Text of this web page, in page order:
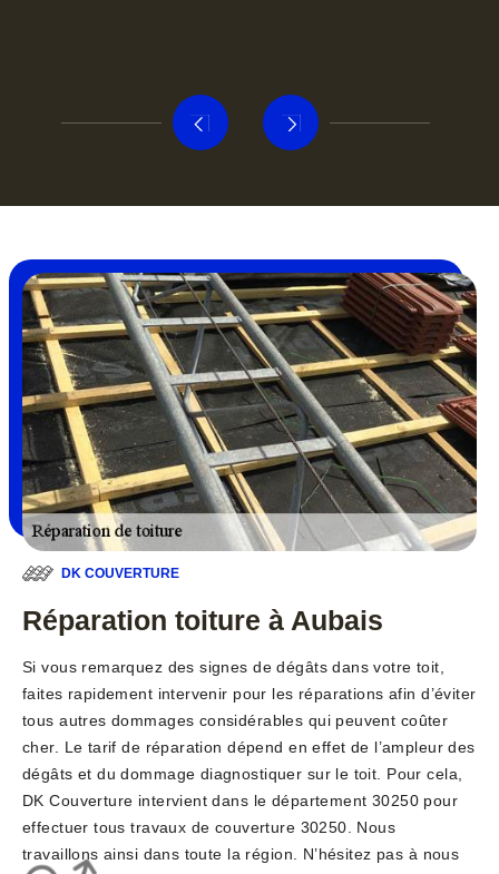
DK COUVERTURE
Réparation toiture à Aubais
Si vous remarquez des signes de dégâts dans votre toit,
faites rapidement intervenir pour les réparations afin d’éviter
tous autres dommages considérables qui peuvent coûter
cher. Le tarif de réparation dépend en effet de l’ampleur des
dégâts et du dommage diagnostiquer sur le toit. Pour cela,
DK Couverture intervient dans le département 30250 pour
effectuer tous travaux de couverture 30250. Nous
travaillons ainsi dans toute la région. N’hésitez pas à nous